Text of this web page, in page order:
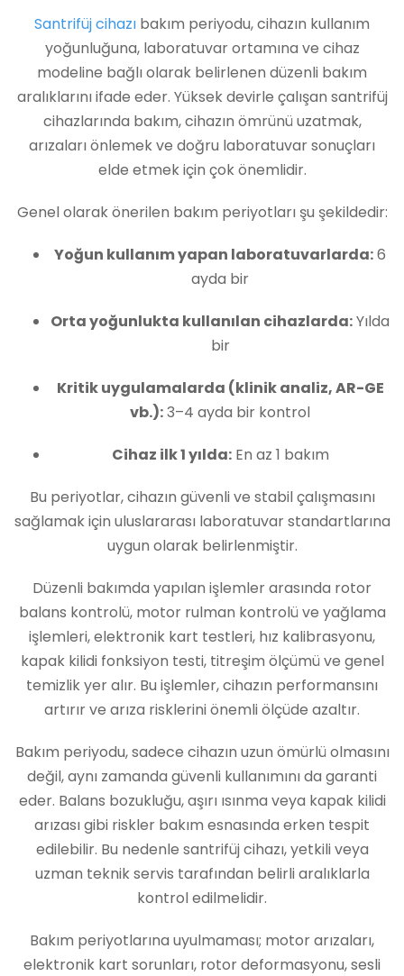
Santrifüj cihazı bakım periyodu, cihazın kullanım
yoğunluğuna, laboratuvar ortamına ve cihaz
modeline bağlı olarak belirlenen düzenli bakım
aralıklarını ifade eder. Yüksek devirle çalışan santrifüj
cihazlarında bakım, cihazın ömrünü uzatmak,
arızaları önlemek ve doğru laboratuvar sonuçları
elde etmek için çok önemlidir.
Genel olarak önerilen bakım periyotları şu şekildedir:
Yoğun kullanım yapan laboratuvarlarda:6
ayda bir
Orta yoğunlukta kullanılan cihazlarda:Yılda
bir
Kritik uygulamalarda (klinik analiz, AR-GE
vb.):3–4 ayda bir kontrol
Cihaz ilk 1 yılda:En az 1 bakım
Bu periyotlar, cihazın güvenli ve stabil çalışmasını
sağlamak için uluslararası laboratuvar standartlarına
uygun olarak belirlenmiştir.
Düzenli bakımda yapılan işlemler arasında rotor
balans kontrolü, motor rulman kontrolü ve yağlama
işlemleri, elektronik kart testleri, hız kalibrasyonu,
kapak kilidi fonksiyon testi, titreşim ölçümü ve genel
temizlik yer alır. Bu işlemler, cihazın performansını
artırır ve arıza risklerini önemli ölçüde azaltır.
Bakım periyodu, sadece cihazın uzun ömürlü olmasını
değil, aynı zamanda güvenli kullanımını da garanti
eder. Balans bozukluğu, aşırı ısınma veya kapak kilidi
arızası gibi riskler bakım esnasında erken tespit
edilebilir. Bu nedenle santrifüj cihazı, yetkili veya
uzman teknik servis tarafından belirli aralıklarla
kontrol edilmelidir.
Bakım periyotlarına uyulmaması; motor arızaları,
elektronik kart sorunları, rotor deformasyonu, sesli